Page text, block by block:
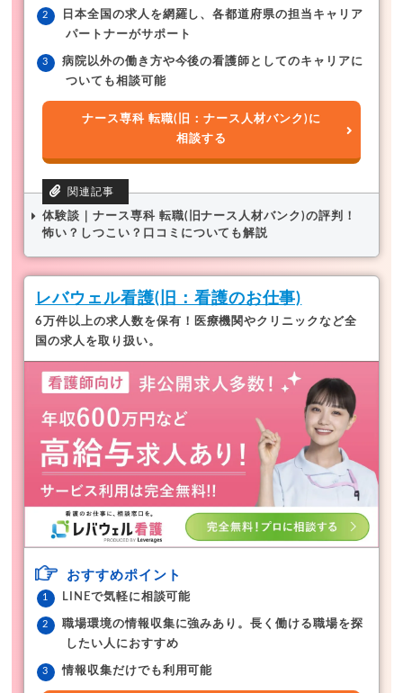
日本全国の求人を網羅し、各都道府県の担当キャリア
パートナーがサポート
病院以外の働き方や今後の看護師としてのキャリアに
ついても相談可能
ナース専科 転職(旧：ナース人材バンク)に
相談する
体験談｜ナース専科 転職(旧ナース人材バンク)の評判！
怖い？しつこい？口コミについても解説
レバウェル看護(旧：看護のお仕事)
6万件以上の求人数を保有！医療機関やクリニックなど全
国の求人を取り扱い。
おすすめポイント
LINEで気軽に相談可能
職場環境の情報収集に強みあり。長く働ける職場を探
したい人におすすめ
情報収集だけでも利用可能